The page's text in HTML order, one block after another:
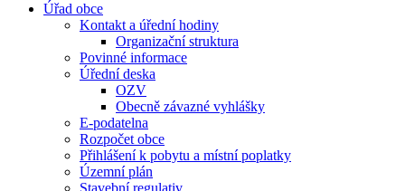
Úřad obce
Kontakt a úřední hodiny
Organizační struktura
Povinné informace
Úřední deska
OZV
Obecně závazné vyhlášky
E-podatelna
Rozpočet obce
Přihlášení k pobytu a místní poplatky
Územní plán
Stavební regulativ